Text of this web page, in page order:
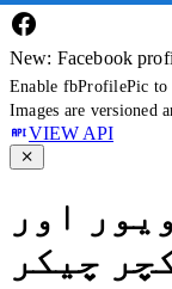
New: Facebook
Enable fbProfilePic to
Images are versioned
VIEW API
اور
چیکر